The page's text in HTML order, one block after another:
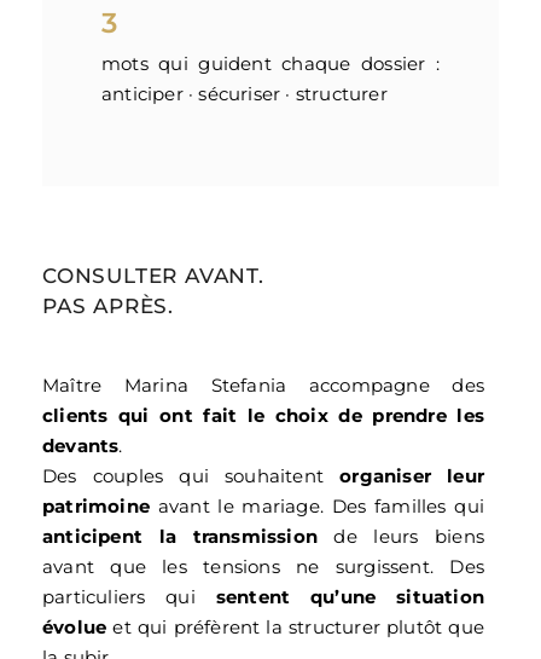
3
mots qui guident chaque dossier :
anticiper · sécuriser · structurer
CONSULTER AVANT.
PAS APRÈS.
Maître Marina Stefania accompagne des
clients qui ont fait le choix de prendre les
devants.
Des couples qui souhaitentorganiser leur
patrimoine avant le mariage. Des familles qui
anticipent la transmissionde leurs biens
avant que les tensions ne surgissent. Des
particuliers qui sentent qu’une situation
évolue et qui préfèrent la structurer plutôt que